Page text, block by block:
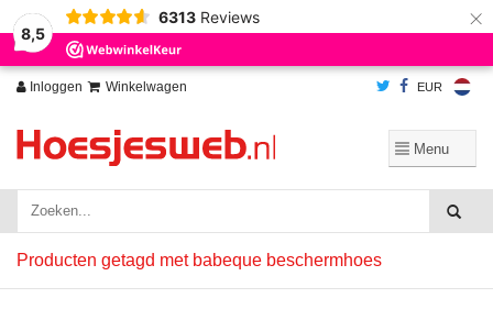
8,5
6313 Reviews ×
Inloggen Winkelwagen EUR
Producten getagd met babeque beschermhoes
Wij slaan cookies op om onze website te verbeteren. Is dat akkoord?
Ja
Nee